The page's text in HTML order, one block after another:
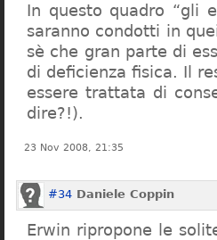
In questo quadro “gli
saranno condotti in
sè che gran parte di
di deficienza fisica. Il
essere trattata di
dire?!).
23 Nov 2008, 21:35
#34 Daniele Coppin
Erwin ripropone le